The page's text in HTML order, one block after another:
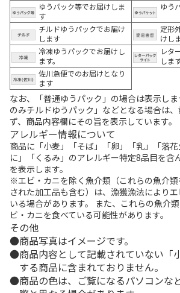
ゆうパック等でお届けしま
す
ゆう
チルドゆうパックでお届け
します
定形
けし
冷凍ゆうパックでお届けし
ます。
レタ
しま
佐川急便でのお届けとなり
ます
なお、「普通ゆうパック」の場合は表示し
のみチルドゆうパック」などとなる場合は
ず、商品内容欄にその旨を表示しています。
アレルギー情報について
商品に「小麦」「そば」「卵」「乳」「落
に」「くるみ」のアレルギー特定8品目を含
を表示します。
※エビ・カニを除く魚介類（これらの魚介
された加工品も含む）は、漁獲漁法により
いる場合があります。 また、これらの魚介
ビ・カニを食べている可能性があります。
その他
商品写真はイメージです。
商品内容として記載されていない「
する商品に含まれておりません。
商品の色は、ご覧になるパソコンな